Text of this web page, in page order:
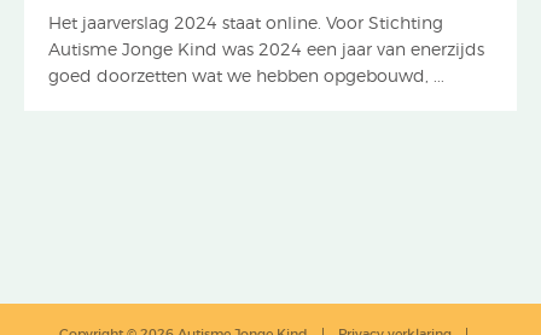
Het jaarverslag 2024 staat online. Voor Stichting
Autisme Jonge Kind was 2024 een jaar van enerzijds
goed doorzetten wat we hebben opgebouwd, ...